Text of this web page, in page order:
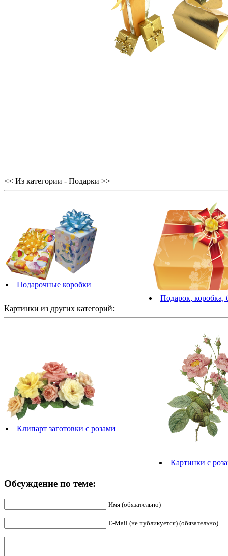
<< Из категории - Подарки >>
Подарочные коробки
Подарок, коробка,
Картинки из других категорий:
Клипарт заготовки с розами
Картинки с
Обсуждение по теме:
Имя (обязательно)
E-Mail (не публикуется) (обязательно)